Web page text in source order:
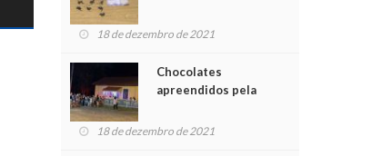
18 de dezembro de 2021
Chocolates
apreendidos pela
para crianças na
18 de dezembro de 2021